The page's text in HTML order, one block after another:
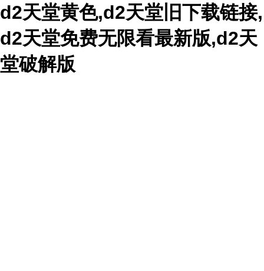
d2天堂黄色,d2天堂旧下载链接,
d2天堂免费无限看最新版,d2天
堂破解版